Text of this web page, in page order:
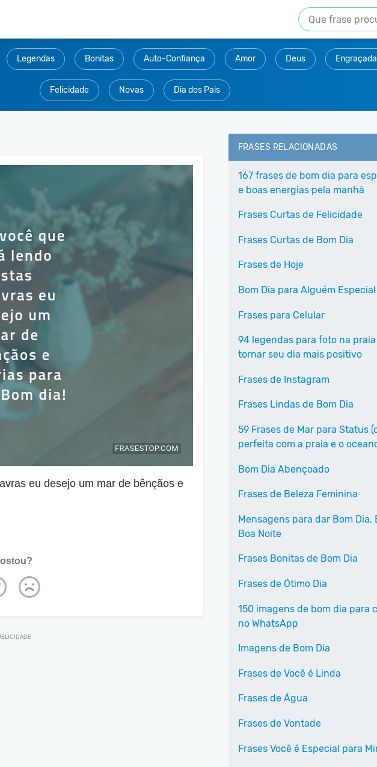
Legendas Bonitas Auto-Confiança Amor Deus
Felicidade Novas Dia dos Pais
eu desejo um mar de bênçãos e
FRASES RELACIONADAS
167 frases de bom dia para
e boas energias pela manhã
Frases Curtas de Felicidade
Frases Curtas de Bom Dia
Frases de Hoje
Bom Dia para Alguém Especial
Frases para Celular
94 legendas para foto na
tornar seu dia mais positivo
Frases de Instagram
Frases Lindas de Bom Dia
59 Frases de Mar para Status
perfeita com a praia e o
Bom Dia Abençoado
Frases de Beleza Feminina
Mensagens para dar Bom Dia,
Boa Noite
Frases Bonitas de Bom Dia
Frases de Ótimo Dia
150 imagens de bom dia para
no WhatsApp
Imagens de Bom Dia
Frases de Você é Linda
Frases de Água
Frases de Vontade
Frases Você é Especial para